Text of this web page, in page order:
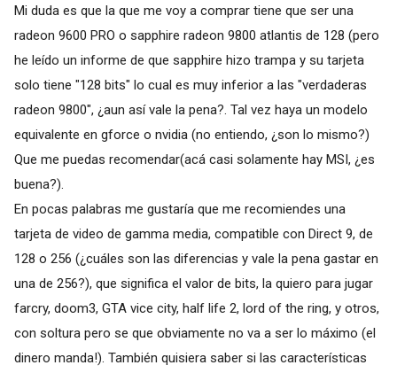
Mi duda es que la que me voy a comprar tiene que ser una
radeon 9600 PRO o sapphire radeon 9800 atlantis de 128 (pero
he leído un informe de que sapphire hizo trampa y su tarjeta
solo tiene "128 bits" lo cual es muy inferior a las "verdaderas
radeon 9800", ¿aun así vale la pena?. Tal vez haya un modelo
equivalente en gforce o nvidia (no entiendo, ¿son lo mismo?)
Que me puedas recomendar(acá casi solamente hay MSI, ¿es
buena?).
En pocas palabras me gustaría que me recomiendes una
tarjeta de video de gamma media, compatible con Direct 9, de
128 o 256 (¿cuáles son las diferencias y vale la pena gastar en
una de 256?), que significa el valor de bits, la quiero para jugar
farcry, doom3, GTA vice city, half life 2, lord of the ring, y otros,
con soltura pero se que obviamente no va a ser lo máximo (el
dinero manda!). También quisiera saber si las características